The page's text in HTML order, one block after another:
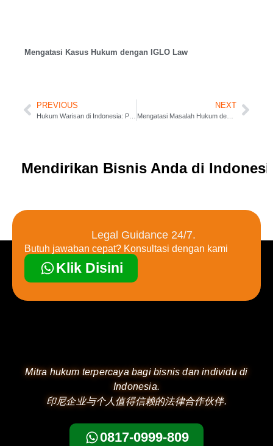
Mengatasi Kasus Hukum dengan IGLO Law
PREVIOUS NEXT
Mengatasi Masalah Hukum dengan IGLO Law
Mendirikan Bisnis Anda di
Legal Guidance 24/7.
Butuh jawaban cepat? Konsultasi dengan kami
Klik Disini
Mitra hukum terpercaya bagi bisnis dan individu di
Indonesia.
印尼企业与个人值得信赖的法律合作伙伴.
0817-0999-809